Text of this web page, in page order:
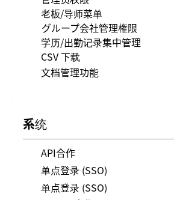
老板/导师菜单
グループ会社管理権限
学历/出勤记录集中管理
CSV 下载
文档管理功能
系统
API合作
单点登录 (SSO)
单点登录 (SSO)